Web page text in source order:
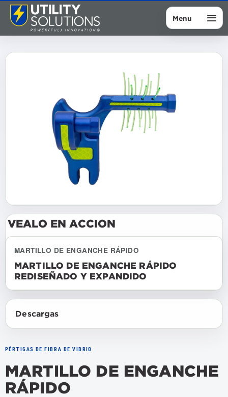
Menu
VEALO EN ACCION
MARTILLO DE ENGANCHE RÁPIDO
MARTILLO DE ENGANCHE RÁPIDO
REDISEÑADO Y EXPANDIDO
Descargas
PÉRTIGAS DE FIBRA DE VIDRIO
MARTILLO DE ENGANCHE
RÁPIDO